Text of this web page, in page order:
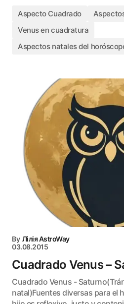
Aspecto Cuadrado
Venus en cuadratura
Aspectos natales del
By Лілія AstroWay
03.08.2015
Cuadrado Venus –
Cuadrado Venus -
natal)Fuentes diversas para el